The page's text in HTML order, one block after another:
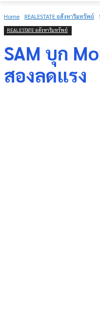
Home REALESTATE อสังหาริมทรัพย์
REALESTATE อสังหาริมทรัพย์
SAM บุก
สองลดแรง